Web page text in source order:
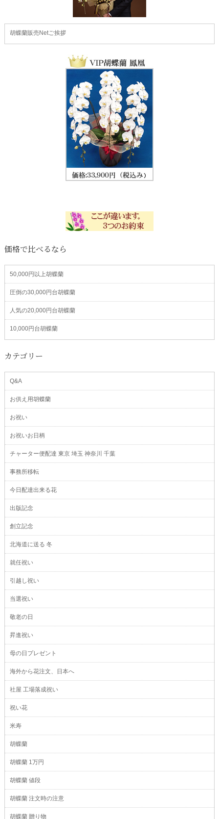
胡蝶蘭販売Netご挨拶
価格で比べるなら
50,000円以上胡蝶蘭
圧倒の30,000円台胡蝶蘭
人気の20,000円台胡蝶蘭
10,000円台胡蝶蘭
カテゴリー
Q&A
お供え用胡蝶蘭
お祝い
お祝いお日柄
チャーター便配達 東京 埼玉 神奈川 千葉
事務所移転
今日配達出来る花
出版記念
創立記念
北海道に送る 冬
就任祝い
引越し祝い
当選祝い
敬老の日
昇進祝い
母の日プレゼント
海外から花注文、日本へ
社屋 工場落成祝い
祝い花
米寿
胡蝶蘭
胡蝶蘭 1万円
胡蝶蘭 値段
胡蝶蘭 注文時の注意
胡蝶蘭 贈り物